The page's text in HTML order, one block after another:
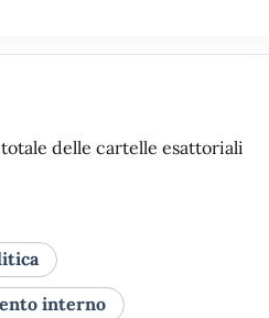
delle cartelle esattoriali
interno